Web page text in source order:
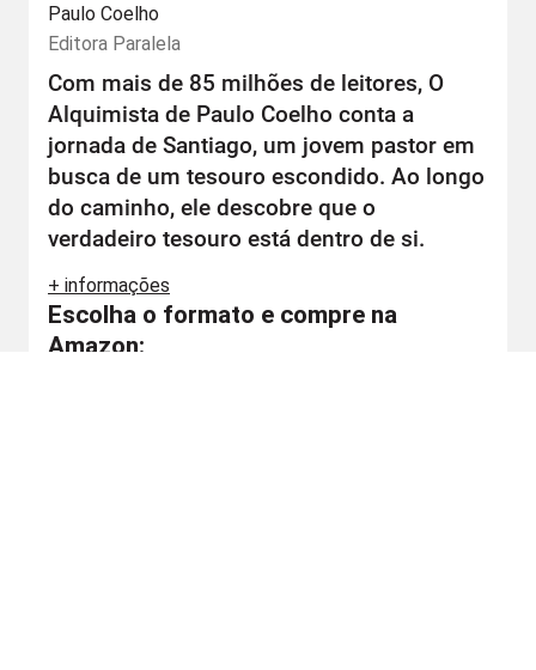
Paulo Coelho
Editora Paralela
Com mais de 85 milhões de leitores, O
Alquimista de Paulo Coelho conta a
jornada de Santiago, um jovem pastor em
busca de um tesouro escondido. Ao longo
do caminho, ele descobre que o
verdadeiro tesouro está dentro de si.
+ informações
Escolha o formato e compre na
Amazon: